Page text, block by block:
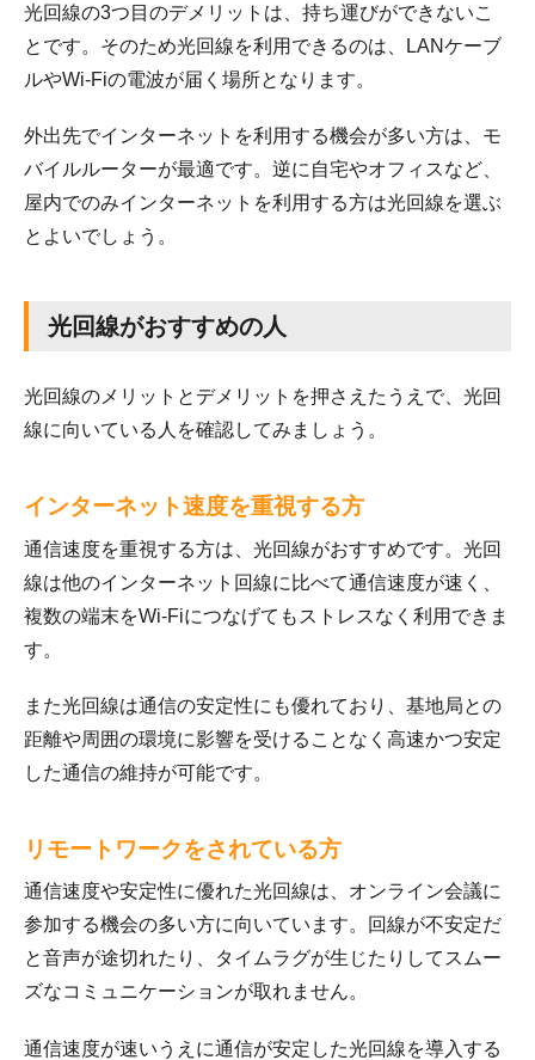
光回線の3つ目のデメリットは、持ち運びができないこ
とです。そのため光回線を利用できるのは、LANケーブ
ルやWi-Fiの電波が届く場所となります。
外出先でインターネットを利用する機会が多い方は、モ
バイルルーターが最適です。逆に自宅やオフィスなど、
屋内でのみインターネットを利用する方は光回線を選ぶ
とよいでしょう。
光回線がおすすめの人
光回線のメリットとデメリットを押さえたうえで、光回
線に向いている人を確認してみましょう。
インターネット速度を重視する方
通信速度を重視する方は、光回線がおすすめです。光回
線は他のインターネット回線に比べて通信速度が速く、
複数の端末をWi-Fiにつなげてもストレスなく利用できま
す。
また光回線は通信の安定性にも優れており、基地局との
距離や周囲の環境に影響を受けることなく高速かつ安定
した通信の維持が可能です。
リモートワークをされている方
通信速度や安定性に優れた光回線は、オンライン会議に
参加する機会の多い方に向いています。回線が不安定だ
と音声が途切れたり、タイムラグが生じたりしてスムー
ズなコミュニケーションが取れません。
通信速度が速いうえに通信が安定した光回線を導入する